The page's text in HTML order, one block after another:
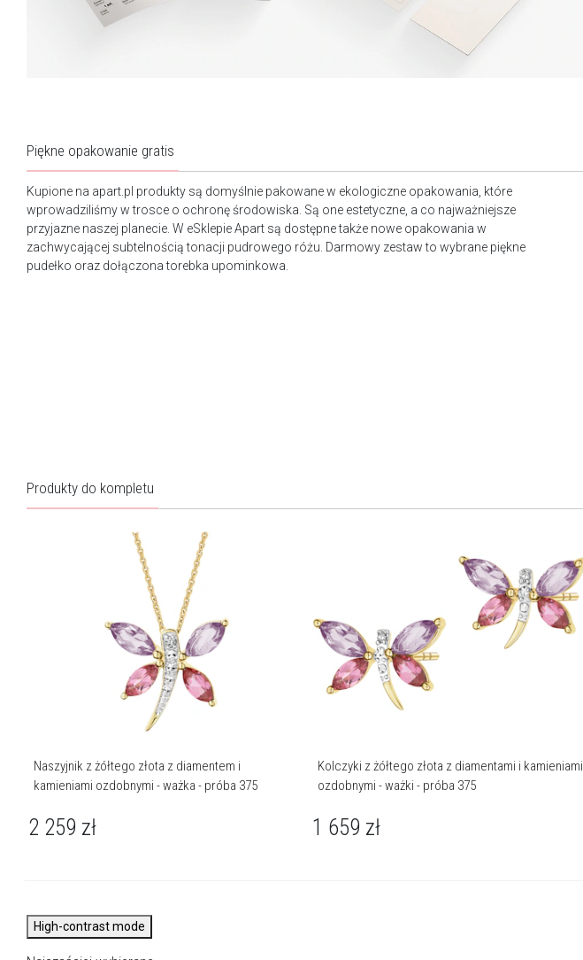
Piękne opakowanie gratis
Kupione na apart.pl produkty są domyślnie pakowane w ekologiczne opakowania, które
wprowadziliśmy w trosce o ochronę środowiska. Są one estetyczne, a co najważniejsze
przyjazne naszej planecie. W eSklepie Apart są dostępne także nowe opakowania w
zachwycającej subtelnością tonacji pudrowego różu. Darmowy zestaw to wybrane piękne
pudełko oraz dołączona torebka upominkowa.
Produkty do kompletu
Naszyjnik z żółtego złota z diamentem i
kamieniami ozdobnymi - ważka - próba 375
2 259 zł
Kolczyki z żółtego złota z diamentami i kamieniami
ozdobnymi - ważki - próba 375
1 659 zł
High-contrast mode